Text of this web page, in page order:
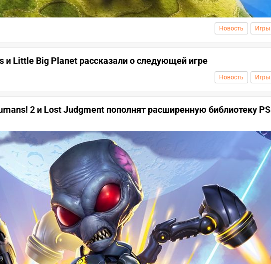
Новость Игры
и Little Big Planet рассказали о следующей игре
Новость Игры
2 и Lost Judgment пополнят расширенную библиотеку PS